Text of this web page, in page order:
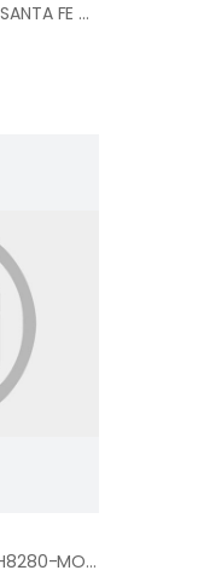
AMORTİSÖR YAKOZU ÖN SAĞ SANTA FE 54660-2B200 YS
FAN MOTORU RİO 18- 25386-H8280-MOBIS